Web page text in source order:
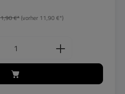
€*(vorher 11,90 €*)
Anzahl: Gib den